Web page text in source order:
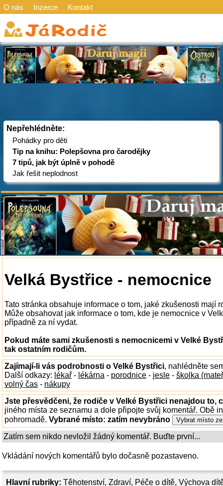
O nás Inzerce Kontakt
Nepřehlédněte:
Pohádky pro děti
Tip na knihu: Polepšovna pro čarodějky
7 tipů, jak být úplně v pohodě
Jak řešit neplodnost
Hlavní rubriky: Těhotenství, Zdraví, Péče o dítě, Výchova
Velká Bystřice - nemocnice
Tato stránka obsahuje informace o tom, jaké zkušenosti mají
Může obsahovat jak informace o tom, kde je nemocnice v
případně za ní vydat.
Pokud máte sami zkušenosti s nemocnicemi v Velké
tak ostatním rodičům.
Zajímají-li vás podrobnosti o Velké Bystřici, nahlédněte
Další odkazy: lékař - lékárna - porodnice - jesle - školka
volný čas - nákupy
Jste přesvědčeni, že rodiče v Velké Bystřici nenajdou to,
jiného místa ze seznamu a dole připojte svůj komentář. Obě
pohromadě. Vybrané místo: zatím nevybráno
Zatím sem nikdo nevložil žádný komentář. Buďte první...
Vkládání nových komentářů bylo dočasně pozastaveno.